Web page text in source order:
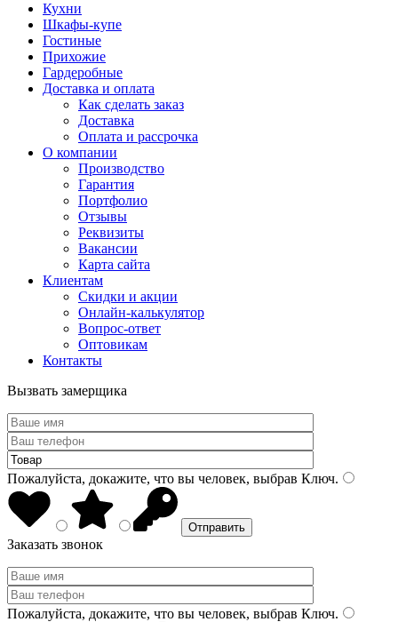
Кухни
Шкафы-купе
Гостиные
Прихожие
Гардеробные
Доставка и оплата
Как сделать заказ
Доставка
Оплата и рассрочка
О компании
Производство
Гарантия
Портфолио
Отзывы
Реквизиты
Вакансии
Карта сайта
Клиентам
Скидки и акции
Онлайн-калькулятор
Вопрос-ответ
Оптовикам
Контакты
Вызвать замерщика
Пожалуйста, докажите, что вы человек, выбрав Ключ.
Заказать звонок
Пожалуйста, докажите, что вы человек, выбрав Ключ.